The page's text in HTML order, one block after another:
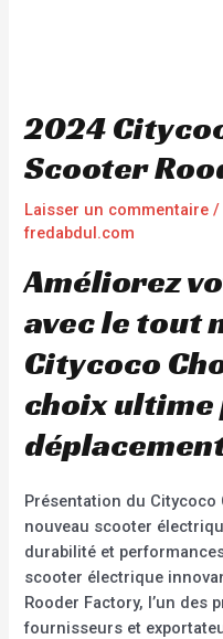
2024
Scooter
Laisser un commentaire /
fredabdul.com
Améliorez
avec le tout
Citycoco
choix ultime
Présentation du Citycoco
nouveau scooter
durabilité et
scooter électrique
Rooder Factory, l’un des
fournisseurs et